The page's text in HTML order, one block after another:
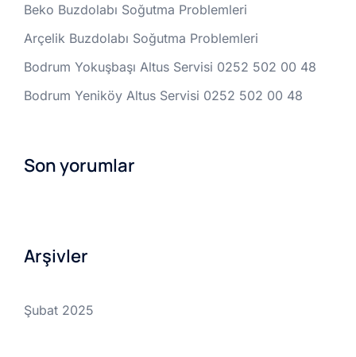
Beko Buzdolabı Soğutma Problemleri
Arçelik Buzdolabı Soğutma Problemleri
Bodrum Yokuşbaşı Altus Servisi 0252 502 00 48
Bodrum Yeniköy Altus Servisi 0252 502 00 48
Son yorumlar
Arşivler
Şubat 2025